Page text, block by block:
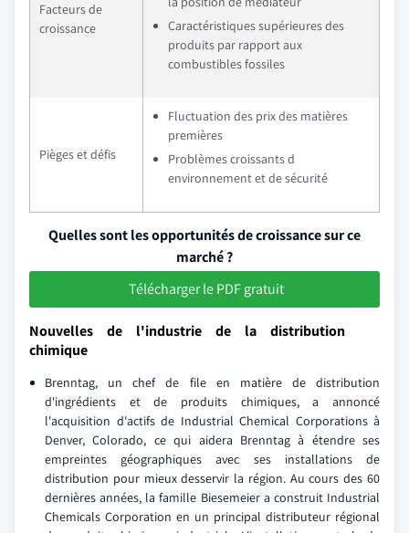
Facteurs de
croissance
Caractéristiques supérieures des
produits par rapport aux
combustibles fossiles
Pièges et défis
Fluctuation des prix des matières
premières
Problèmes croissants d
environnement et de sécurité
Quelles sont les opportunités de croissance sur ce
marché ?
Télécharger le PDF gratuit
Nouvelles de l'industrie de la distribution
chimique
Brenntag, un chef de file en matière de distribution
d'ingrédients et de produits chimiques, a annoncé
l'acquisition d'actifs de Industrial Chemical Corporations à
Denver, Colorado, ce qui aidera Brenntag à étendre ses
empreintes géographiques avec ses installations de
distribution pour mieux desservir la région. Au cours des 60
dernières années, la famille Biesemeier a construit Industrial
Chemicals Corporation en un principal distributeur régional